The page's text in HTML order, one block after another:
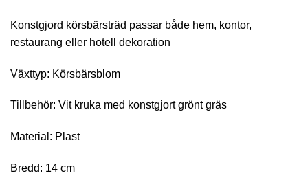
Konstgjord körsbärsträd passar både hem, kontor,
restaurang eller hotell dekoration
Växttyp: Körsbärsblom
Tillbehör: Vit kruka med konstgjort grönt gräs
Material: Plast
Bredd: 14 cm